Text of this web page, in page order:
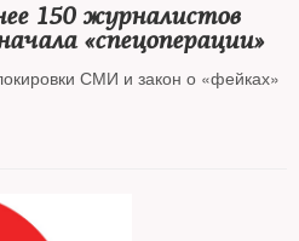
150 журналистов
«спецоперации»
СМИ и закон о «фейках»